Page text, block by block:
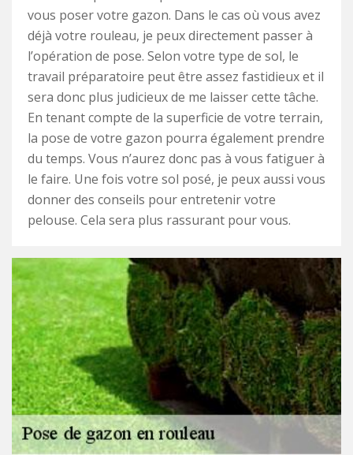
vous poser votre gazon. Dans le cas où vous avez
déjà votre rouleau, je peux directement passer à
l’opération de pose. Selon votre type de sol, le
travail préparatoire peut être assez fastidieux et il
sera donc plus judicieux de me laisser cette tâche.
En tenant compte de la superficie de votre terrain,
la pose de votre gazon pourra également prendre
du temps. Vous n’aurez donc pas à vous fatiguer à
le faire. Une fois votre sol posé, je peux aussi vous
donner des conseils pour entretenir votre
pelouse. Cela sera plus rassurant pour vous.